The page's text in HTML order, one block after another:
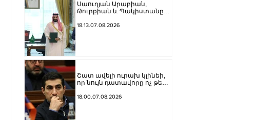
Սաուդյան Արաբիան,
Թուրքիան և Պակիստանը
պաշտպանության մասին
18.13.07.08.2026
Շատ ավելի ուրախ կլինեի,
որ նույն դատավորը ոչ թե
կարճեր քրեական գործը.
18.00.07.08.2026